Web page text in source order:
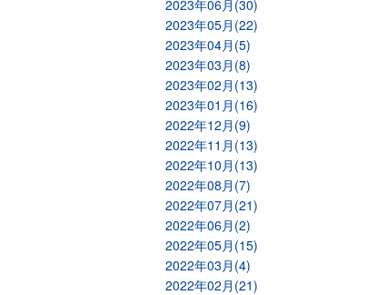
2023年06月(30)
2023年05月(22)
2023年04月(5)
2023年03月(8)
2023年02月(13)
2023年01月(16)
2022年12月(9)
2022年11月(13)
2022年10月(13)
2022年08月(7)
2022年07月(21)
2022年06月(2)
2022年05月(15)
2022年03月(4)
2022年02月(21)